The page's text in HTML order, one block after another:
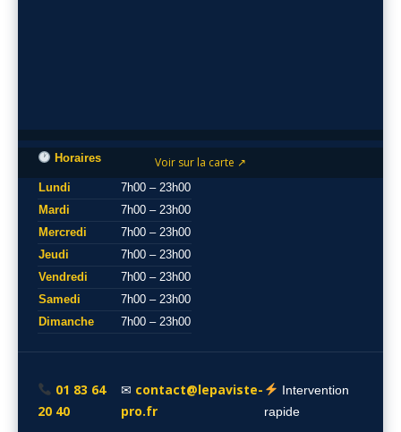
Voir sur la carte ↗
Horaires
Lundi
7h00 – 23h00
Mardi
7h00 – 23h00
Mercredi
7h00 – 23h00
Jeudi
7h00 – 23h00
Vendredi
7h00 – 23h00
Samedi
7h00 – 23h00
Dimanche
7h00 – 23h00
01 83 64
20 40
✉ contact@lepaviste-
pro.fr
Intervention
rapide